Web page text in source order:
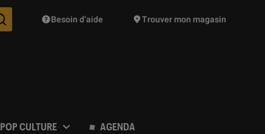
Des suggestions de produits vont vous être proposées
Besoin d’aide Trouver mon magasin
POP CULTURE AGENDA